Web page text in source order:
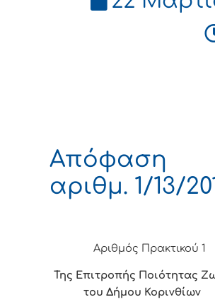
Απόφαση
αριθμ. 1/13/
Αριθμός Πρακτικού 1
Της Επιτροπής Ποιότητας
του Δήμου Κορινθίων